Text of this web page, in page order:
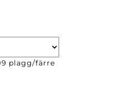
plagg/färre